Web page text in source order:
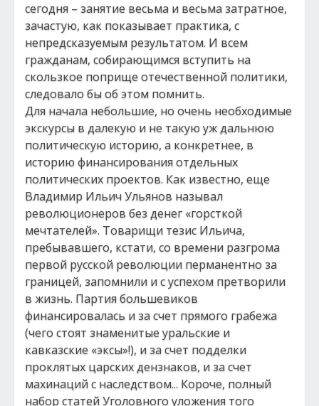
сегодня – занятие весьма и весьма затратное,
зачастую, как показывает практика, с
непредсказуемым результатом. И всем
гражданам, собирающимся вступить на
скользкое поприще отечественной политики,
следовало бы об этом помнить.
Для начала небольшие, но очень необходимые
экскурсы в далекую и не такую уж дальнюю
политическую историю, а конкретнее, в
историю финансирования отдельных
политических проектов. Как известно, еще
Владимир Ильич Ульянов называл
революционеров без денег «горсткой
мечтателей». Товарищи тезис Ильича,
пребывавшего, кстати, со времени разгрома
первой русской революции перманентно за
границей, запомнили и с успехом претворили
в жизнь. Партия большевиков
финансировалась и за счет прямого грабежа
(чего стоят знаменитые уральские и
кавказские «эксы»!), и за счет подделки
проклятых царских дензнаков, и за счет
махинаций с наследством... Короче, полный
набор статей Уголовного уложения того